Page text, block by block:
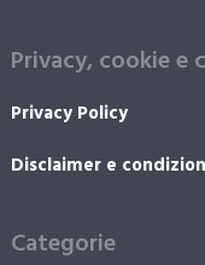
Privacy, cookie
Privacy Policy
Disclaimer e
Categorie